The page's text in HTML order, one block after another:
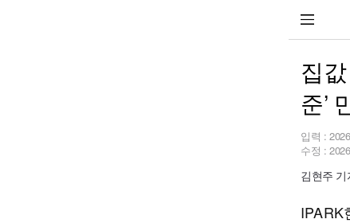
집
준’
입력 :
수정 :
김현주
IPARK